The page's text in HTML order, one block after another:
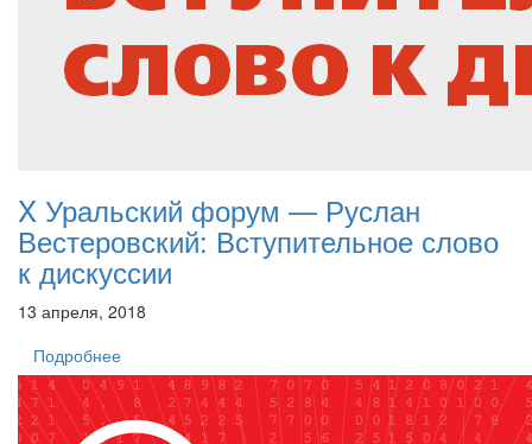
X Уральский форум — Руслан
Вестеровский: Вступительное слово
к дискуссии
13 апреля, 2018
Подробнее